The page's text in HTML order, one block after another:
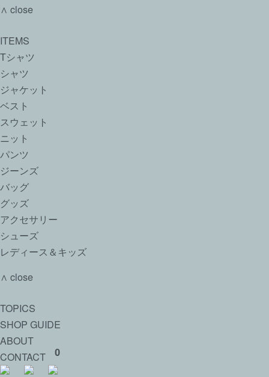
∧ close
ITEMS
Tシャツ
シャツ
ジャケット
ベスト
スウェット
ニット
パンツ
ジーンズ
バッグ
グッズ
アクセサリー
シューズ
レディース＆キッズ
∧ close
TOPICS
SHOP GUIDE
ABOUT
CONTACT
0